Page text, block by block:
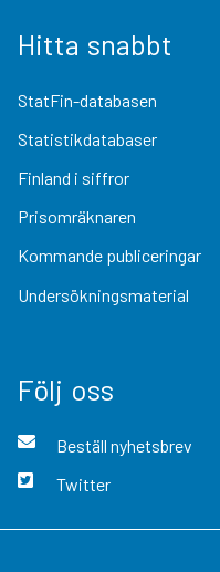
Hitta snabbt
StatFin-databasen
Statistikdatabaser
Finland i siffror
Prisomräknaren
Kommande publiceringar
Undersökningsmaterial
Följ oss
Beställ nyhetsbrev
Twitter